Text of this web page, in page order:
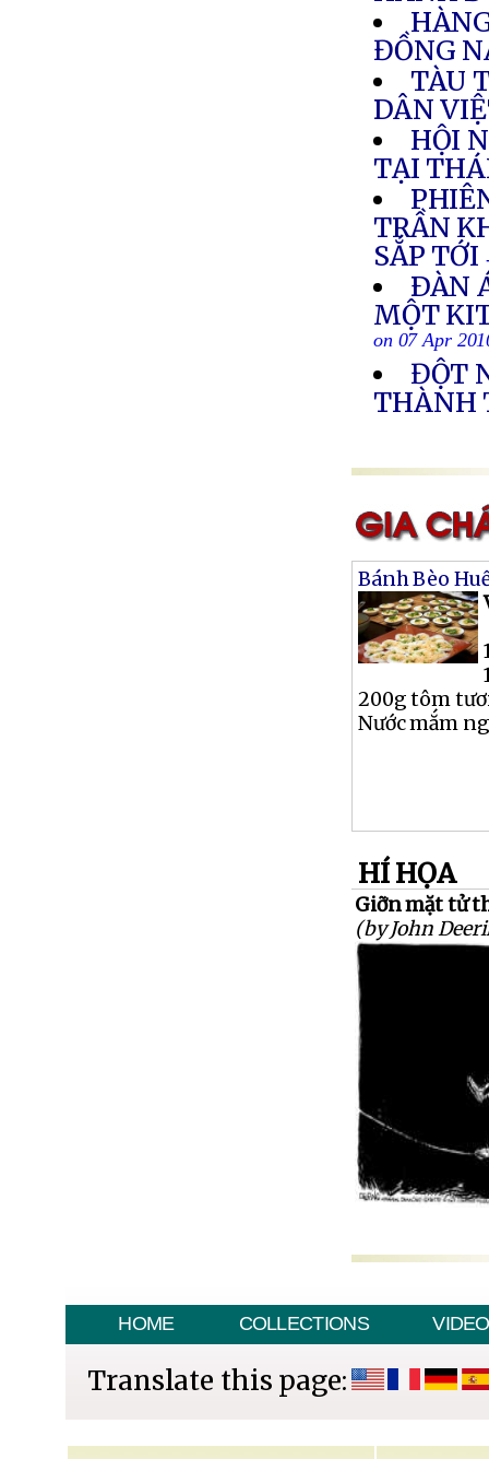
ĐỒNG
TÀU
DÂN
HỘI
TẠI
TRẦN
SẮP TỚI
ÐÀN
MỘT
on 07 Apr
ĐỘT
THÀNH
Bánh Bèo
200g tôm
Nước mắm
HÍ HỌA
Giỡn mặt tử
(by John
HOME COLLECTIONS VIDEO
Translate this page: